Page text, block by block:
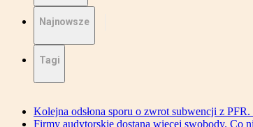
Najnowsze
Tagi
Kolejna odsłona sporu o zwrot subwencji z
Firmy audytorskie dostaną więcej swobody. Co